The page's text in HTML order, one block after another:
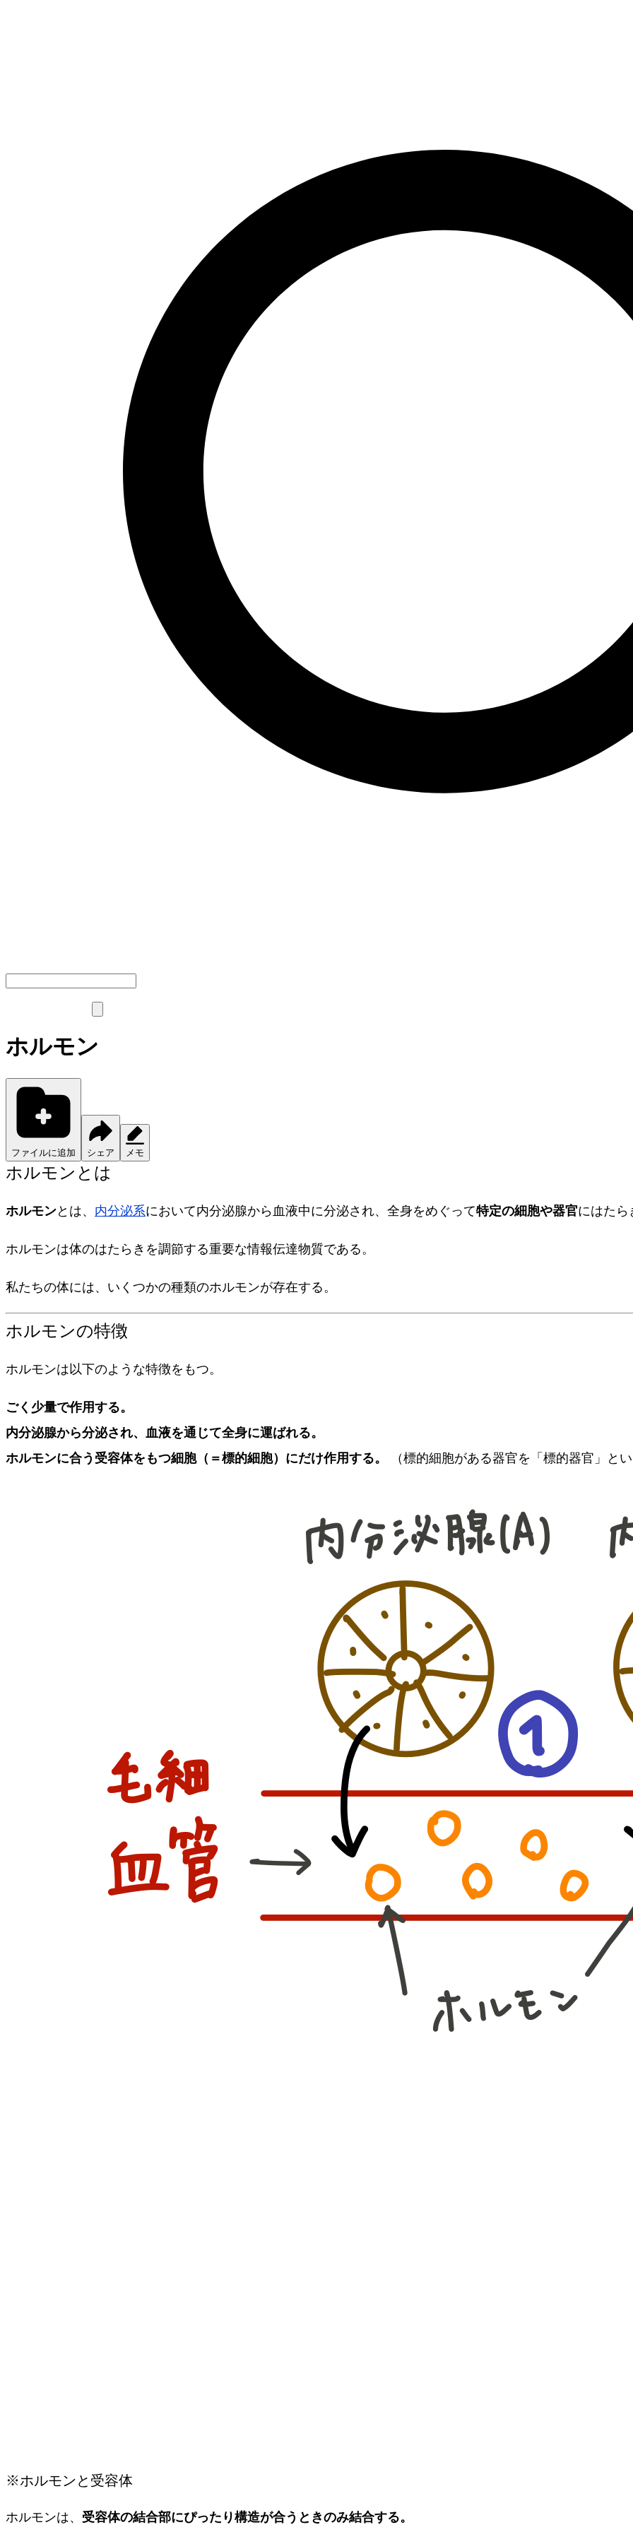
ホルモン
ファイルに追加 シェア メモ
ホルモンとは
ホルモンとは、 内分泌系において内分泌腺から血液中に分泌され、全身をめぐって特定の細胞や器官にはたら
ホルモンは体のはたらきを調節する重要な情報伝達物質である。
私たちの体には、いくつかの種類のホルモンが存在する。
ホルモンの特徴
ホルモンは以下のような特徴をもつ。
ごく少量で作用する。
内分泌腺から分泌され、血液を通じて全身に運ばれる。
ホルモンに合う受容体をもつ細胞（＝標的細胞）にだけ作用する。
（標的細胞がある器官を「標的器官」と
※ホルモンと受容体
ホルモンは、 受容体の結合部にぴったり構造が合うときのみ結合する。